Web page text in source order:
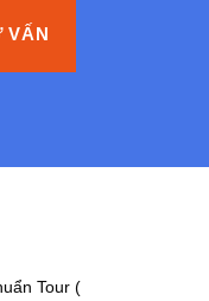
Tour (